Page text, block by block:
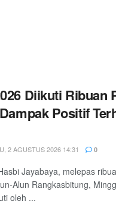
Diikuti Ribuan
Positif
2 AGUSTUS 2026 14:31 0
Jayabaya, melepas
Alun Rangkasbitung,
oleh ...